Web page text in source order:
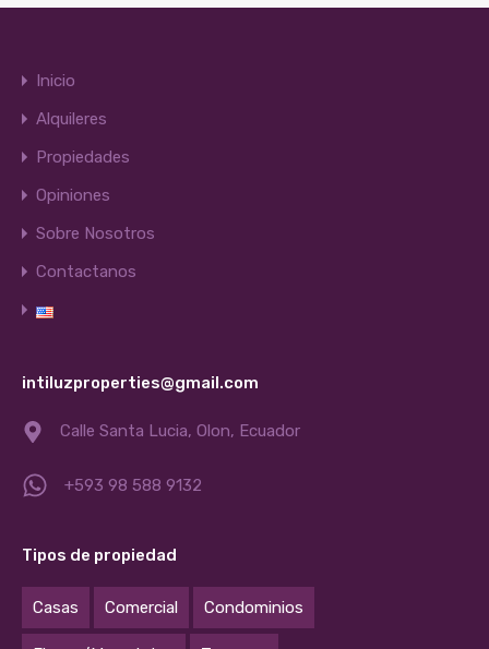
Inicio
Alquileres
Propiedades
Opiniones
Sobre Nosotros
Contactanos
intiluzproperties@gmail.com
Calle Santa Lucia, Olon, Ecuador
+593 98 588 9132
Tipos de propiedad
Casas Comercial Condominios